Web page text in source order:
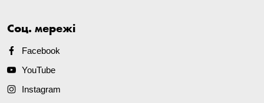
Соц. мережі
Facebook
YouTube
Instagram